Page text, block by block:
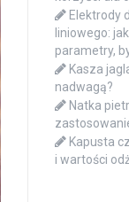
Elektrody
liniowego:
parametry,
Kasza
nadwagą?
Natka
Kapusta
i wartości